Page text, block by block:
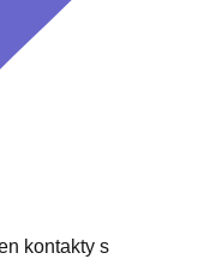
kontakty s